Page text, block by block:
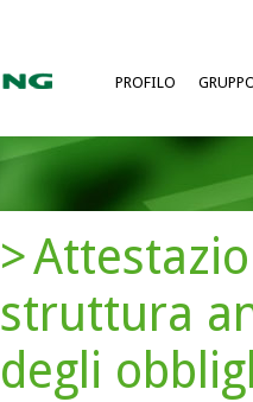
PROFILO
struttura
degli